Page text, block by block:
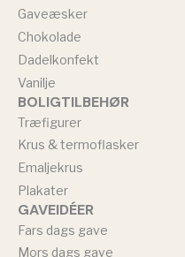
Gaveæsker
Chokolade
Dadelkonfekt
Vanilje
BOLIGTILBEHØR
Træfigurer
Krus & termoflasker
Emaljekrus
Plakater
GAVEIDÉER
Fars dags gave
Mors dags gave